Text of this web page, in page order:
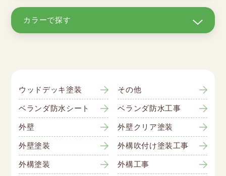
カラーで探す
ウッドデッキ塗装
その他
ベランダ防水シート
ベランダ防水工事
外壁
外壁クリア塗装
外壁塗装
外構吹付け塗装工事
外構塗装
外構工事